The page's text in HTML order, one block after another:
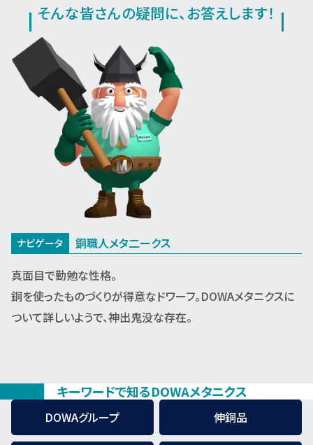
採用トピックス
工場見学お申し込み
募集要項
プライバシーポリシー
そんな皆さんの疑問に、お答えします！
ナビゲータ
銅職人メタ二ークス
真面目で勤勉な性格。
銅を使ったものづくりが得意なドワーフ。DOWAメタニクスに
ついて詳しいようで、神出鬼没な存在。
キーワードで知るDOWAメタニクス
DOWAグループ 伸銅品